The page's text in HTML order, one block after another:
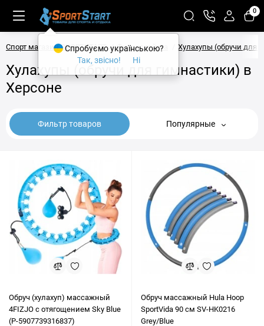
0
Спорт магазин SPORTSTART Фитнес и йога Хулахупы (обручи для
Хулахупы (обручи для гимнастики) в
Херсоне
Фильтр товаров Популярные
Обруч (хулахуп) массажный
4FIZJO с отягощением Sky Blue
(P-5907739316837)
Обруч массажный Hula Hoop
SportVida 90 см SV-HK0216
Grey/Blue
Спробуємо українською?
Так, звісно!
Ні